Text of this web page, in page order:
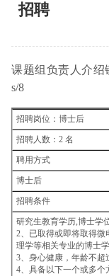
招聘
课题组负责人介绍
s/8
招聘岗位：博士后
招聘人数：2 名
聘用方式
博士后
招聘条件
研究生教育学历,博士学
2、已取得或即将取得
理学等相关专业的博士学
3、身心健康，年龄不超
4、具备以下一个或多